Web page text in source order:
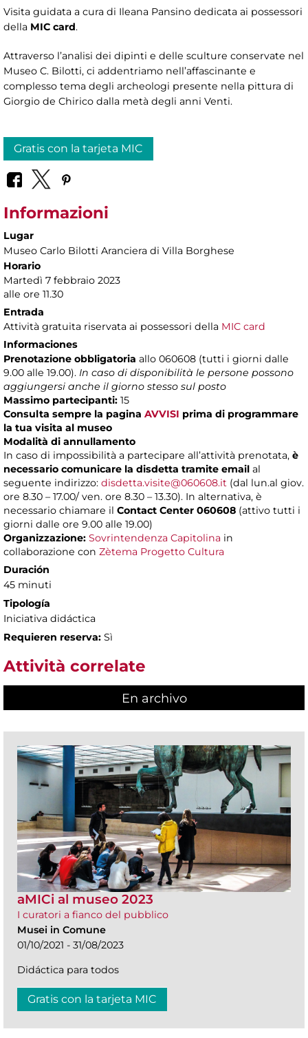
Visita guidata a cura di Ileana Pansino dedicata ai possessori
della MIC card.
Attraverso l’analisi dei dipinti e delle sculture conservate nel
Museo C. Bilotti, ci addentriamo nell’affascinante e
complesso tema degli archeologi presente nella pittura di
Giorgio de Chirico dalla metà degli anni Venti.
Gratis con la tarjeta MIC
Informazioni
Lugar
Museo Carlo Bilotti Aranciera di Villa Borghese
Horario
Martedì 7 febbraio 2023
alle ore 11.30
Entrada
Attività gratuita riservata ai possessori della MIC card
Informaciones
Prenotazione obbligatoria allo 060608 (tutti i giorni dalle
9.00 alle 19.00). In caso di disponibilità le persone possono
aggiungersi anche il giorno stesso sul posto
Massimo partecipanti: 15
Consulta sempre la pagina AVVISI prima di programmare
la tua visita al museo
Modalità di annullamento
In caso di impossibilità a partecipare all’attività prenotata, è
necessario comunicare la disdetta tramite email al
seguente indirizzo: disdetta.visite@060608.it (dal lun.al giov.
ore 8.30 – 17.00/ ven. ore 8.30 – 13.30). In alternativa, è
necessario chiamare il Contact Center 060608 (attivo tutti i
giorni dalle ore 9.00 alle 19.00)
Organizzazione: Sovrintendenza Capitolina in
collaborazione con Zètema Progetto Cultura
Duración
45 minuti
Tipología
Iniciativa didáctica
Requieren reserva: Sì
Attività correlate
En archivo
aMICi al museo 2023
I curatori a fianco del pubblico
Musei in Comune
01/10/2021 - 31/08/2023
Didáctica para todos
Gratis con la tarjeta MIC